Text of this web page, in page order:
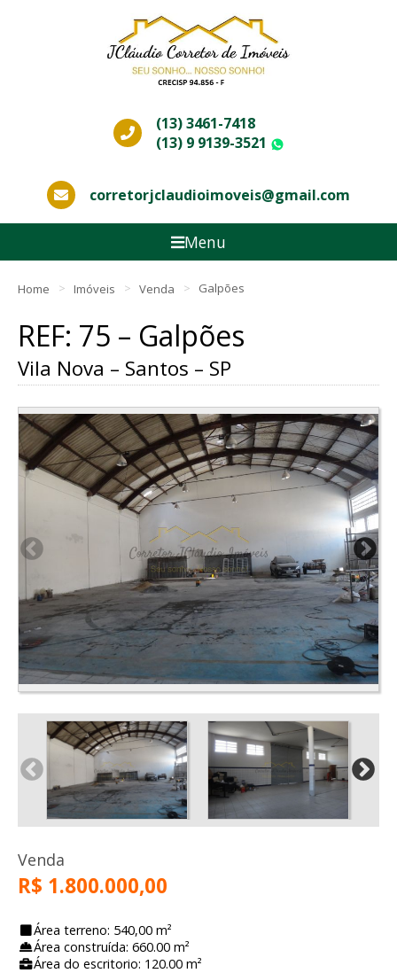
(13) 3461-7418
(13) 9 9139-3521
corretorjclaudioimoveis@gmail.com
Menu
Home Imóveis Venda Galpões
REF: 75 – Galpões
Vila Nova – Santos – SP
Venda
R$ 1.800.000,00
Área terreno: 540,00 m²
Área construída: 660.00 m²
Área do escritorio: 120.00 m²